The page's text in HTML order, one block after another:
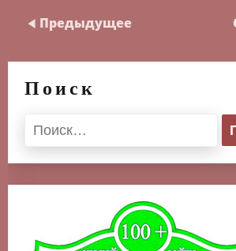
Предыдущее
Поиск
Найти: